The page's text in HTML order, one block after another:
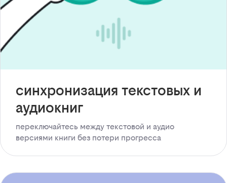
синхронизация текстовых и
аудиокниг
переключайтесь между текстовой и аудио
версиями книги без потери прогресса